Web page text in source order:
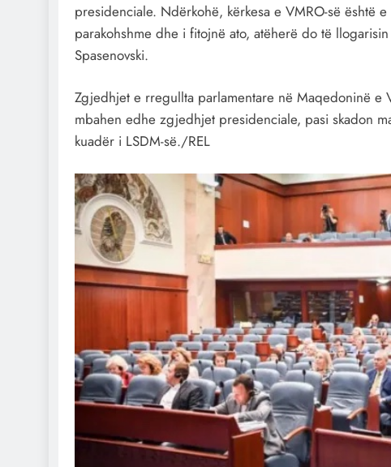
presidenciale. Ndërkohë, kërkesa e VMRO-së është
parakohshme dhe i fitojnë ato, atëherë do të
Spasenovski.
Zgjedhjet e rregullta parlamentare në Maqedoninë
mbahen edhe zgjedhjet presidenciale, pasi skadon
kuadër i LSDM-së./REL